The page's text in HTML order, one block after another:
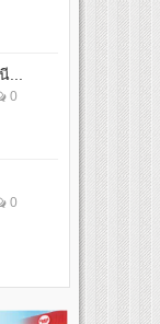
...
0
0